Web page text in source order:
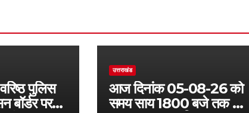
पुलिस
बॉर्डर पर
उत्तराखंड
आज दिनांक 05-08-26 को
समय साय 1800 बजे तक 37